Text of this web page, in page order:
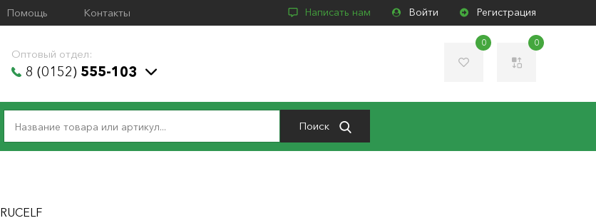
Помощь Контакты Написать нам Войти Регистрация
Оптовый отдел:
8 (0152) 555-103
0 0
Поиск
RUCELF